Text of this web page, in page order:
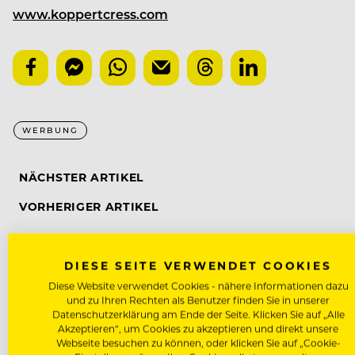
www.koppertcress.com
WERBUNG
NÄCHSTER ARTIKEL
VORHERIGER ARTIKEL
DAS KÖNNTE DICH AUCH
DIESE SEITE VERWENDET COOKIES
Diese Website verwendet Cookies - nähere Informationen dazu
und zu Ihren Rechten als Benutzer finden Sie in unserer
Datenschutzerklärung am Ende der Seite. Klicken Sie auf „Alle
Akzeptieren“, um Cookies zu akzeptieren und direkt unsere
Webseite besuchen zu können, oder klicken Sie auf „Cookie-